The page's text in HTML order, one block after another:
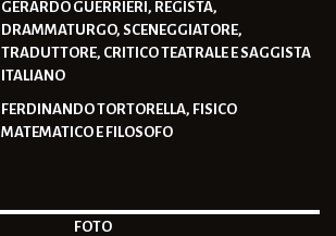
GERARDO GUERRIERI, REGISTA,
DRAMMATURGO, SCENEGGIATORE,
TRADUTTORE, CRITICO TEATRALE E SAGGISTA
ITALIANO
FERDINANDO TORTORELLA, FISICO
MATEMATICO E FILOSOFO
FOTO